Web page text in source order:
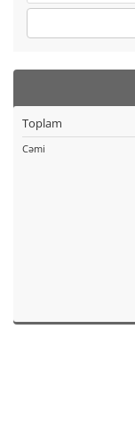
Toplam
Cəmi